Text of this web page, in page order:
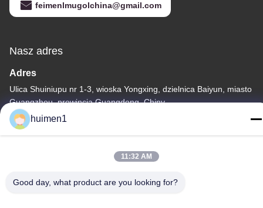
feimenlmugolchina@gmail.com
Nasz adres
Adres
Ulica Shuiniupu nr 1-3, wioska Yongxing, dzielnica Baiyun, miasto
Guangzhou, prowincja Guangdong, Chiny
Tel.
huimen1
11:32 AM
Good day, what product are you looking for?